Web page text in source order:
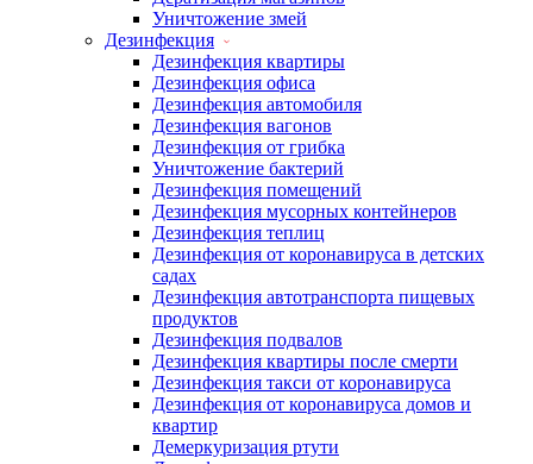
Уничтожение змей
Дезинфекция
Дезинфекция квартиры
Дезинфекция офиса
Дезинфекция автомобиля
Дезинфекция вагонов
Дезинфекция от грибка
Уничтожение бактерий
Дезинфекция помещений
Дезинфекция мусорных контейнеров
Дезинфекция теплиц
Дезинфекция от коронавируса в детских
садах
Дезинфекция автотранспорта пищевых
продуктов
Дезинфекция подвалов
Дезинфекция квартиры после смерти
Дезинфекция такси от коронавируса
Дезинфекция от коронавируса домов и
квартир
Демеркуризация ртути